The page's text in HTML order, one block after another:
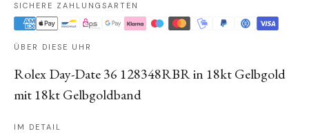
SICHERE ZAHLUNGSARTEN
ÜBER DIESE UHR
Rolex Day-Date 36 128348RBR in 18kt Gelbgold
mit 18kt Gelbgoldband
IM DETAIL